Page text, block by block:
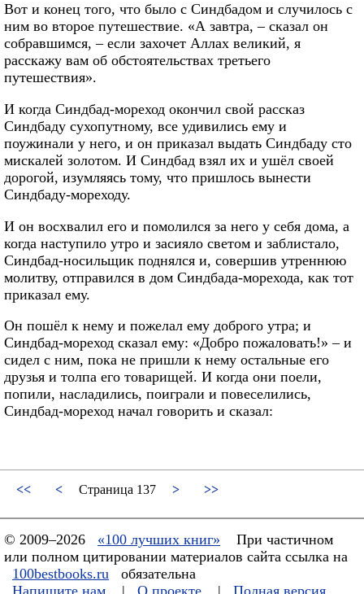
Вот и конец того, что было с Синдбадом и случилось с
ним во второе путешествие. «А завтра, – сказал он
собравшимся, – если захочет Аллах великий, я
расскажу вам об обстоятельствах третьего
путешествия».
И когда Синдбад-мореход окончил свой рассказ
Синдбаду сухопутному, все удивились ему и
поужинали у него, и он приказал выдать Синдбаду сто
мискалей золотом. И Синдбад взял их и ушёл своей
дорогой, изумляясь тому, что пришлось вынести
Синдбаду-мореходу.
И он восхвалил его и помолился за него у себя дома, а
когда наступило утро и засияло светом и заблистало,
Синдбад-носильщик поднялся и, совершив утреннюю
молитву, отправился в дом Синдбада-морехода, как тот
приказал ему.
Он пошёл к нему и пожелал ему доброго утра; и
Синдбад-мореход сказал ему: «Добро пожаловать!» – и
сидел с ним, пока не пришли к нему остальные его
друзья и толпа его товарищей. И когда они поели,
попили, насладились, поиграли и повеселились,
Синдбад-мореход начал говорить и сказал:
<< < Страница 137 > >>
© 2009–2026 «100 лучших книг»
При частичном
или полном цитировании материалов сайта ссылка на
100bestbooks.ru
обязательна